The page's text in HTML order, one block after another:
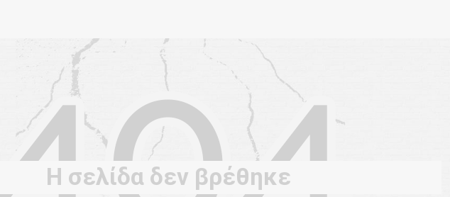
Η σελίδα δεν βρέθηκε